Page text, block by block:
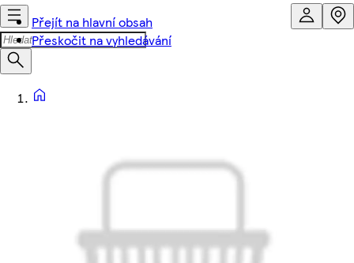
Přejít na hlavní obsah
Přeskočit na vyhledávání